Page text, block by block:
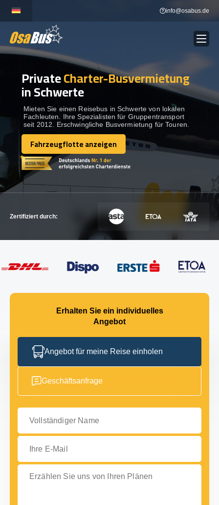
content
info@osabus.de
BUSVERMIETUNG Show dropdown
REISEZIELE Show dropdown
FLOTTE
KONTAKTIEREN SIE UNS
KONTAKTIEREN SIE UNS
PrivateCharter-Busvermietung
in Schwerte
Mieten Sie einen Reisebus in Schwerte von lokalen
Fachleuten. Ihre Spezialisten für Gruppentransport
seit 2012. Erschwingliche Busvermietung für Touren.
Fahrzeugflotte anzeigen
Fahrzeugflotte anzeigen
Zertifiziert durch:
Erhalten Sie ein individuelles
Angebot
Angebot für meine Reise einholen
Geschäftsanfrage
Vollständiger Name
Ihre E-Mail
Erzählen Sie uns von Ihren Plänen